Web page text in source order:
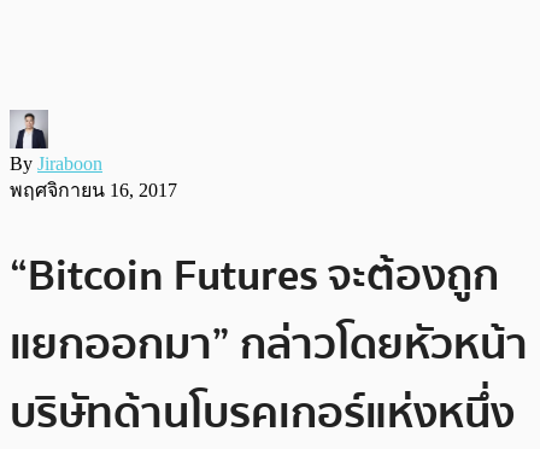
By Jiraboon
พฤศจิกายน 16, 2017
“Bitcoin Futures จะต้องถูก
แยกออกมา” กล่าวโดยหัวหน้า
บริษัทด้านโบรคเกอร์แห่งหนึ่ง